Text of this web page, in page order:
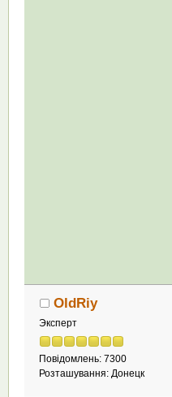
OldRiy
Эксперт
Повідомлень: 7300
Розташування: Донецк